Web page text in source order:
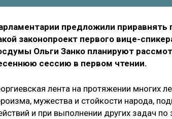
предложили приравнять
законопроект первого вице-
Ольги Занко планируют
сессию в первом чтении.
лента на протяжении многих
мужества и стойкости народа,
и при выполнении других задач